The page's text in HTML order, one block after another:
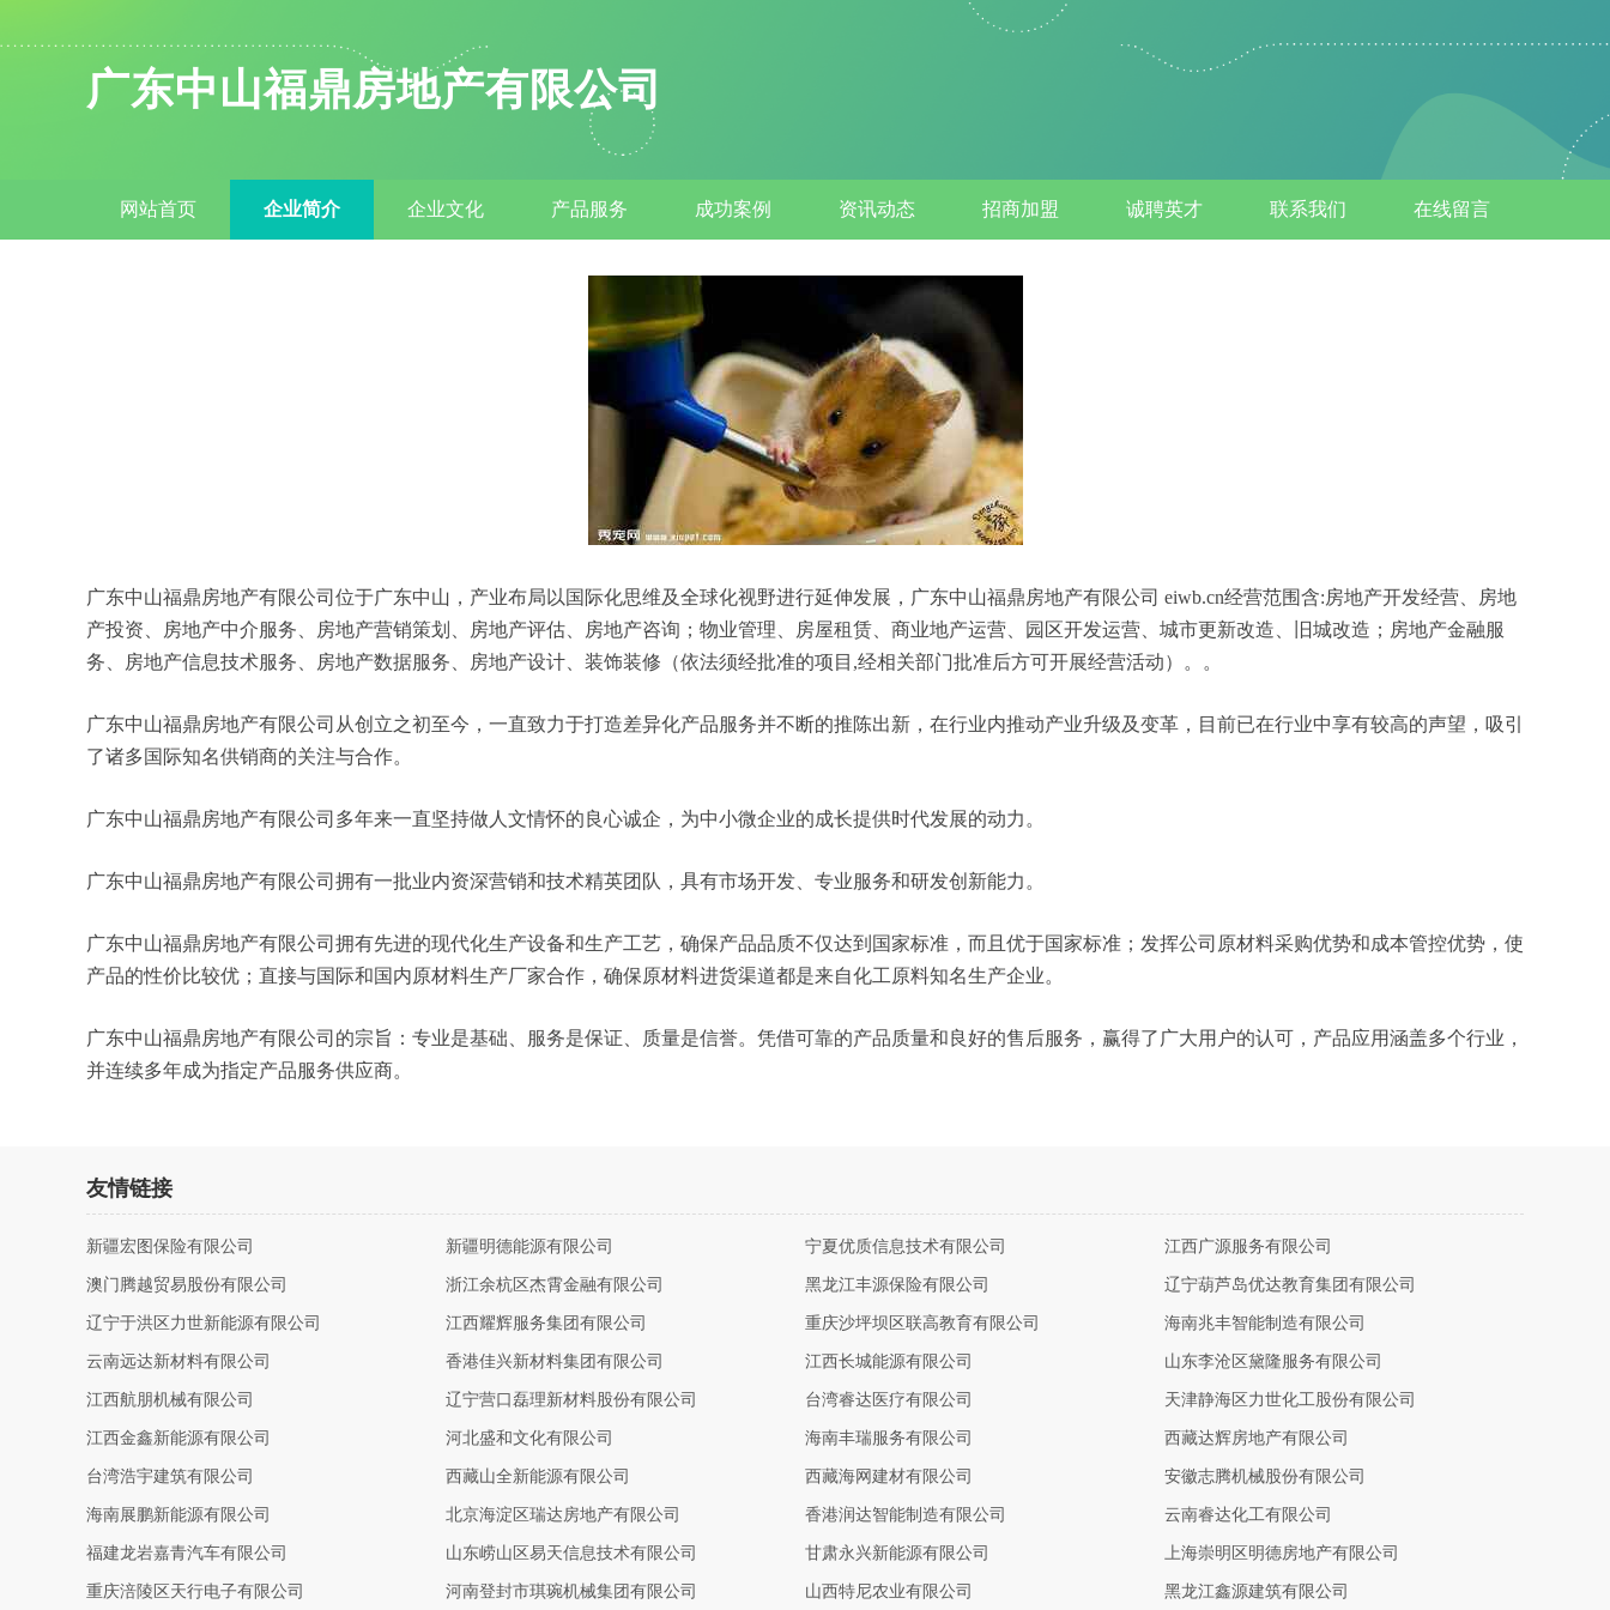
广东中山福鼎房地产有限公司
网站首页 企业简介 企业文化 产品服务 成功案例 资讯动态 招商加盟 诚聘英才 联系我们 在线留言
广东中山福鼎房地产有限公司位于广东中山，产业布局以国际化思维及全球化视野进行延伸发展，广东中山福鼎房地产有限公司 eiwb.cn经营范围含:房地产开发经营、房地
产投资、房地产中介服务、房地产营销策划、房地产评估、房地产咨询；物业管理、房屋租赁、商业地产运营、园区开发运营、城市更新改造、旧城改造；房地产金融服
务、房地产信息技术服务、房地产数据服务、房地产设计、装饰装修（依法须经批准的项目,经相关部门批准后方可开展经营活动）。。
广东中山福鼎房地产有限公司从创立之初至今，一直致力于打造差异化产品服务并不断的推陈出新，在行业内推动产业升级及变革，目前已在行业中享有较高的声望，吸引
了诸多国际知名供销商的关注与合作。
广东中山福鼎房地产有限公司多年来一直坚持做人文情怀的良心诚企，为中小微企业的成长提供时代发展的动力。
广东中山福鼎房地产有限公司拥有一批业内资深营销和技术精英团队，具有市场开发、专业服务和研发创新能力。
广东中山福鼎房地产有限公司拥有先进的现代化生产设备和生产工艺，确保产品品质不仅达到国家标准，而且优于国家标准；发挥公司原材料采购优势和成本管控优势，使
产品的性价比较优；直接与国际和国内原材料生产厂家合作，确保原材料进货渠道都是来自化工原料知名生产企业。
广东中山福鼎房地产有限公司的宗旨：专业是基础、服务是保证、质量是信誉。凭借可靠的产品质量和良好的售后服务，赢得了广大用户的认可，产品应用涵盖多个行业，
并连续多年成为指定产品服务供应商。
友情链接
新疆宏图保险有限公司 新疆明德能源有限公司 宁夏优质信息技术有限公司 江西广源服务有限公司
澳门腾越贸易股份有限公司 浙江余杭区杰霄金融有限公司 黑龙江丰源保险有限公司 辽宁葫芦岛优达教育集团有限公司
辽宁于洪区力世新能源有限公司 江西耀辉服务集团有限公司 重庆沙坪坝区联高教育有限公司 海南兆丰智能制造有限公司
云南远达新材料有限公司 香港佳兴新材料集团有限公司 江西长城能源有限公司 山东李沧区黛隆服务有限公司
江西航朋机械有限公司 辽宁营口磊理新材料股份有限公司 台湾睿达医疗有限公司 天津静海区力世化工股份有限公司
江西金鑫新能源有限公司 河北盛和文化有限公司 海南丰瑞服务有限公司 西藏达辉房地产有限公司
台湾浩宇建筑有限公司 西藏山全新能源有限公司 西藏海网建材有限公司 安徽志腾机械股份有限公司
海南展鹏新能源有限公司 北京海淀区瑞达房地产有限公司 香港润达智能制造有限公司 云南睿达化工有限公司
福建龙岩嘉青汽车有限公司 山东崂山区易天信息技术有限公司 甘肃永兴新能源有限公司 上海崇明区明德房地产有限公司
重庆涪陵区天行电子有限公司 河南登封市琪琬机械集团有限公司 山西特尼农业有限公司 黑龙江鑫源建筑有限公司